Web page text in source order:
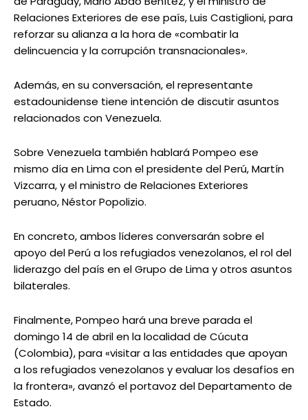
Relaciones Exteriores de ese país, Luis Castiglioni, para
reforzar su alianza a la hora de «combatir la
delincuencia y la corrupción transnacionales».
Además, en su conversación, el representante
estadounidense tiene intención de discutir asuntos
relacionados con Venezuela.
Sobre Venezuela también hablará Pompeo ese
mismo día en Lima con el presidente del Perú, Martín
Vizcarra, y el ministro de Relaciones Exteriores
peruano, Néstor Popolizio.
En concreto, ambos líderes conversarán sobre el
apoyo del Perú a los refugiados venezolanos, el rol del
liderazgo del país en el Grupo de Lima y otros asuntos
bilaterales.
Finalmente, Pompeo hará una breve parada el
domingo 14 de abril en la localidad de Cúcuta
(Colombia), para «visitar a las entidades que apoyan
a los refugiados venezolanos y evaluar los desafíos en
la frontera», avanzó el portavoz del Departamento de
Estado.